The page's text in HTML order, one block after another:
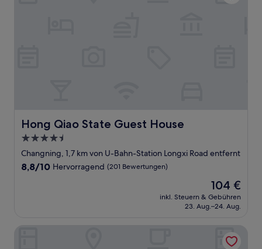
Hong Qiao State Guest House
Hong Qiao State Guest House
4.5-
Sterne-
Unterkunft
Changning, 1,7 km von U-Bahn-Station Longxi Road entfernt
8.8
8,8/10 Hervorragend (201 Bewertungen)
Der
Preis
beträgt
104 €
inkl. Steuern & Gebühren
23. Aug.–24. Aug.